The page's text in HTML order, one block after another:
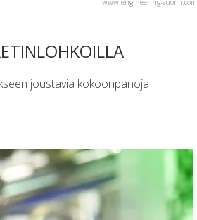
www.engineering-suomi.com
joustavia kokoonpanoja